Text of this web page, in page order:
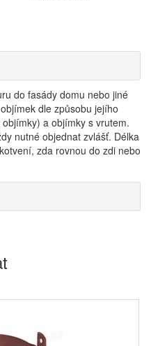
do fasády domu nebo jiné
dle způsobu jejího
a objímky s vrutem.
nutné objednat zvlášť. Délka
zda rovnou do zdi nebo